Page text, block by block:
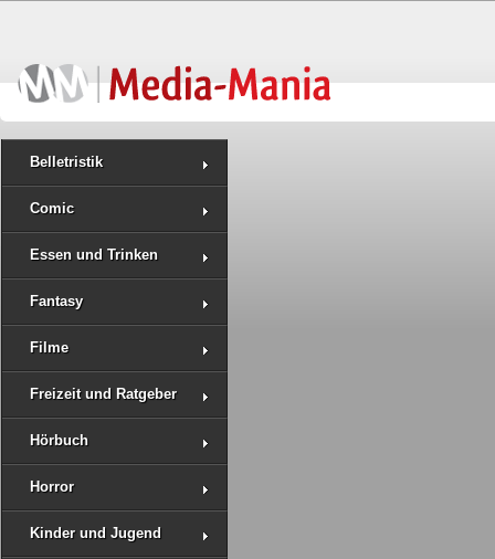
Belletristik
Comic
Essen und Trinken
Fantasy
Filme
Freizeit und Ratgeber
Hörbuch
Horror
Kinder und Jugend